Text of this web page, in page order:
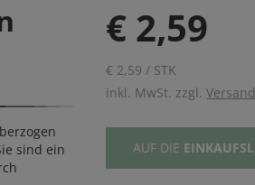
sind ein
€ 2,59
€ 2,59 / STK
inkl. MwSt. zzgl.
AUF DIE